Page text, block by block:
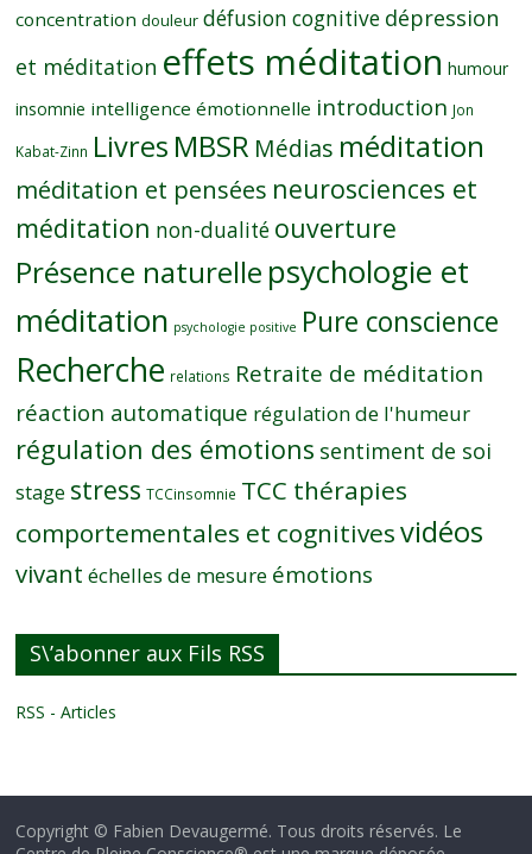
concentration douleur défusion cognitive dépression
et méditation effets méditation humour
insomnie intelligence émotionnelle introduction Jon
Kabat-Zinn Livres MBSR Médias méditation
méditation et pensées neurosciences et
méditation non-dualité ouverture
Présence naturelle psychologie et
méditation psychologie positive Pure conscience
Recherche relations Retraite de méditation
réaction automatique régulation de l'humeur
régulation des émotions sentiment de soi
stage stress TCCinsomnie TCC thérapies
comportementales et cognitivesvidéos
vivant échelles de mesure émotions
S\’abonner aux Fils RSS
RSS - Articles
Copyright © Fabien Devaugermé. Tous droits réservés. Le